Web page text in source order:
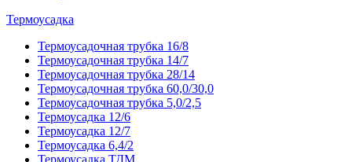
Термоусадка
Термоусадочная трубка 16/8
Термоусадочная трубка 14/7
Термоусадочная трубка 28/14
Термоусадочная трубка 60,0/30,0
Термоусадочная трубка 5,0/2,5
Термоусадка 12/6
Термоусадка 12/7
Термоусадка 6,4/2
Термоусадка ТДМ